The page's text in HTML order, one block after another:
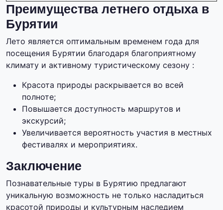
Преимущества летнего отдыха в
Бурятии
Лето является оптимальным временем года для
посещения Бурятии благодаря благоприятному
климату и активному туристическому сезону :
Красота природы раскрывается во всей
полноте;
Повышается доступность маршрутов и
экскурсий;
Увеличивается вероятность участия в местных
фестивалях и мероприятиях.
Заключение
Познавательные туры в Бурятию предлагают
уникальную возможность не только насладиться
красотой природы и культурным наследием